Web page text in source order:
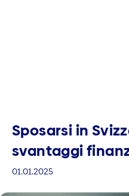
Sposarsi in
svantaggi
01.01.2025